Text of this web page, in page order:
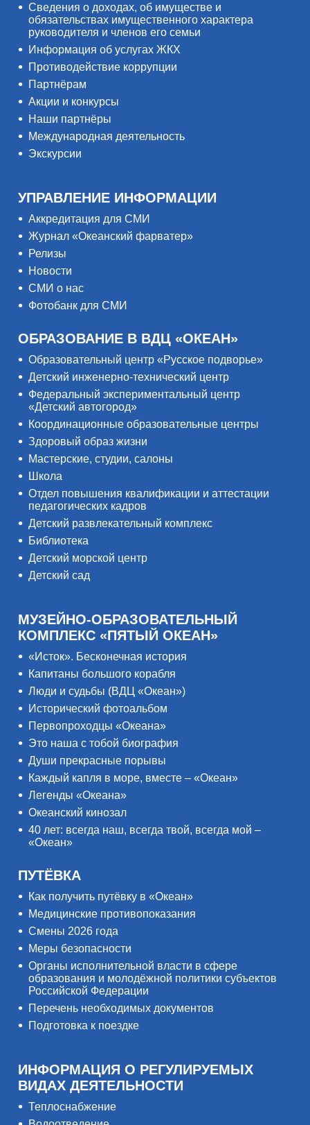
Сведения о доходах, об имуществе и
обязательствах имущественного характера
руководителя и членов его семьи
Информация об услугах ЖКХ
Противодействие коррупции
Партнёрам
Акции и конкурсы
Наши партнёры
Международная деятельность
Экскурсии
УПРАВЛЕНИЕ ИНФОРМАЦИИ
Аккредитация для СМИ
Журнал «Океанский фарватер»
Релизы
Новости
СМИ о нас
Фотобанк для СМИ
ОБРАЗОВАНИЕ В ВДЦ «ОКЕАН»
Образовательный центр «Русское подворье»
Детский инженерно-технический центр
Федеральный экспериментальный центр
«Детский автогород»
Координационные образовательные центры
Здоровый образ жизни
Мастерские, студии, салоны
Школа
Отдел повышения квалификации и аттестации
педагогических кадров
Детский развлекательный комплекс
Библиотека
Детский морской центр
Детский сад
МУЗЕЙНО-ОБРАЗОВАТЕЛЬНЫЙ
КОМПЛЕКС «ПЯТЫЙ ОКЕАН»
«Исток». Бесконечная история
Капитаны большого корабля
Люди и судьбы (ВДЦ «Океан»)
Исторический фотоальбом
Первопроходцы «Океана»
Это наша с тобой биография
Души прекрасные порывы
Каждый капля в море, вместе – «Океан»
Легенды «Океана»
Океанский кинозал
40 лет: всегда наш, всегда твой, всегда мой –
«Океан»
ПУТЁВКА
Как получить путёвку в «Океан»
Медицинские противопоказания
Смены 2026 года
Меры безопасности
Органы исполнительной власти в сфере
образования и молодёжной политики субъектов
Российской Федерации
Перечень необходимых документов
Подготовка к поездке
ИНФОРМАЦИЯ О РЕГУЛИРУЕМЫХ
ВИДАХ ДЕЯТЕЛЬНОСТИ
Теплоснабжение